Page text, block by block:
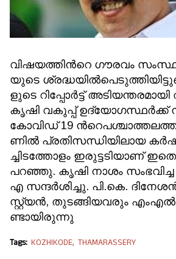
വി​ഷ​യ​ത്തി​ന്‍റെ ഗൗ​ര​വം
യു​ടെ
ളു​ടെ റി​പ്പോ​ര്‍​ട്ട്
കൃ​ഷി വ​കു​പ്പ് ഉ​ദ്യോ​ഗ​സ്ഥ​ര്‍​ക്ക്
കോ​വി​ഡ് 19
ണി​ല്‍ പ്ര​തി​സ​ന്ധി​യി​ലാ​യ
ച്ചി​ട​ത്തോ​ളം ഇ​രു​ട്ട​ടി​യാ​ണ്
പ​റ​ഞ്ഞു. കൃ​ഷി നാ​ശം
എ സ​ന്ദ​ര്‍​ശി​ച്ചു. പി.​കെ.
സ്റ്റ്യ​ന്‍, തു​ട​ങ്ങി​യ​വ​രും
ണ്ടാ​യി​രു​ന്നു
Tags: KOZHIKODE THAMARASSERY